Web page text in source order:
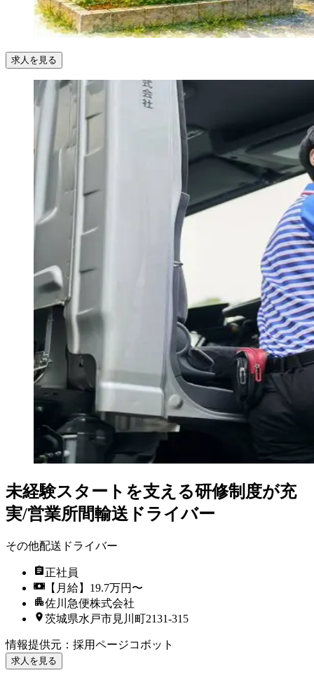
求人を見る
未経験スタートを支える研修制度が充
実/営業所間輸送ドライバー
その他配送ドライバー
正社員
【月給】19.7万円〜
佐川急便株式会社
茨城県水戸市見川町2131-315
情報提供元 ： 採用ページコボット
求人を見る